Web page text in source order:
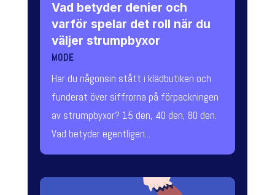
Vad betyder denier och
varför spelar det roll när du
väljer strumpbyxor
MODE
Har du någonsin stått i klädbutiken och
funderat över siffrorna på förpackningen
av strumpbyxor? 15 den, 40 den, 80 den.
Vad betyder egentligen...